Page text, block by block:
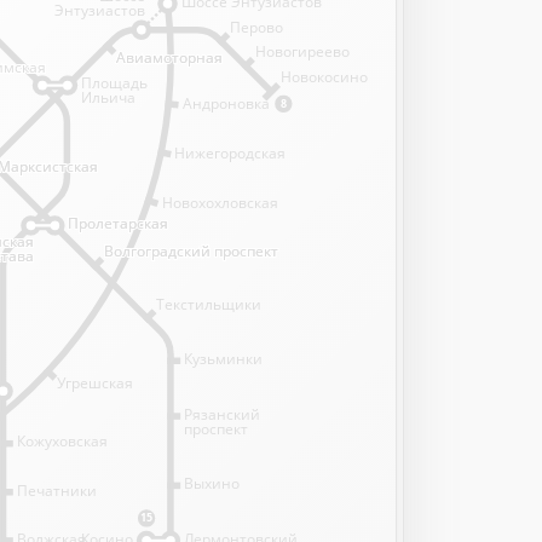
8
15
Андроновка
Нижегородская
Новохохловская
Угрешская
Текстильщики
Кузьминки
Рязанский
проспект
Выхино
Лермонтовский
Кожуховская
Печатники
Волжская
Перово
Новогиреево
Новокосино
Площадь
Ильича
Пролетарская
Пролетарская
Волгоградский проспект
Волгоградский проспект
Авиамоторная
Авиамоторная
Энтузиастов
Косино